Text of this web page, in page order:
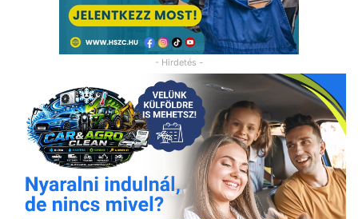
- Hirdetés -